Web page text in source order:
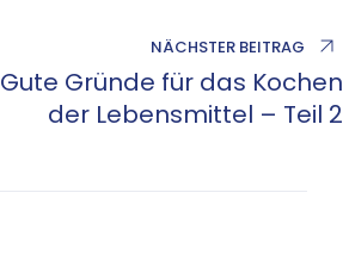
NÄCHSTER BEITRAG
Gute Gründe für das Kochen
der Lebensmittel – Teil 2